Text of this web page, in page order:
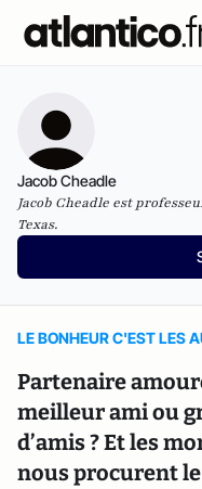
Jacob Cheadle
Jacob Cheadle est
Texas.
LE BONHEUR C'EST LES
Partenaire
meilleur ami ou
d’amis ? Et les
nous procurent